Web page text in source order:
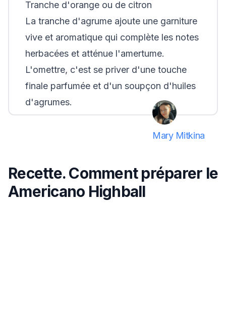
Tranche d'orange ou de citron
La tranche d'agrume ajoute une garniture
vive et aromatique qui complète les notes
herbacées et atténue l'amertume.
L'omettre, c'est se priver d'une touche
finale parfumée et d'un soupçon d'huiles
d'agrumes.
Mary Mitkina
Recette. Comment préparer le
Americano Highball